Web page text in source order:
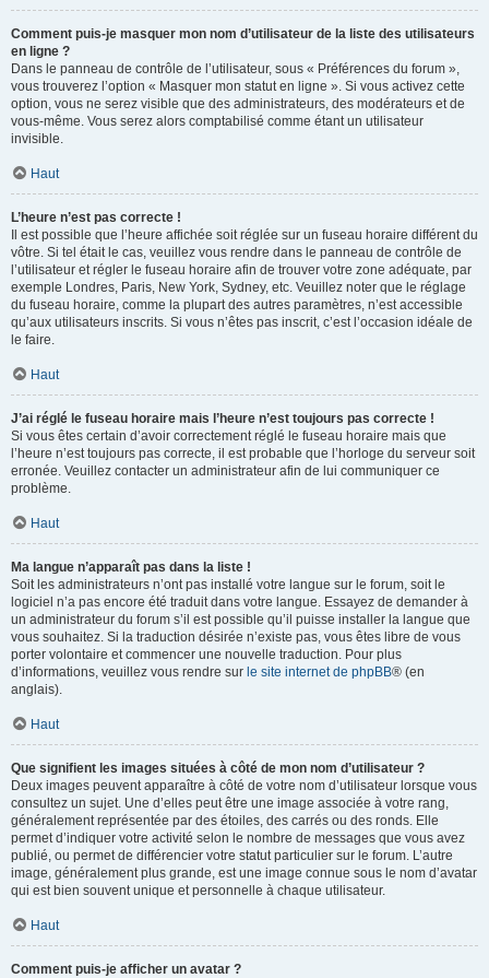
Comment puis-je masquer mon nom d’utilisateur de la liste des utilisateurs
en ligne ?
Dans le panneau de contrôle de l’utilisateur, sous « Préférences du forum »,
vous trouverez l’option « Masquer mon statut en ligne ». Si vous activez cette
option, vous ne serez visible que des administrateurs, des modérateurs et de
vous-même. Vous serez alors comptabilisé comme étant un utilisateur
invisible.
Haut
L’heure n’est pas correcte !
Il est possible que l’heure affichée soit réglée sur un fuseau horaire différent du
vôtre. Si tel était le cas, veuillez vous rendre dans le panneau de contrôle de
l’utilisateur et régler le fuseau horaire afin de trouver votre zone adéquate, par
exemple Londres, Paris, New York, Sydney, etc. Veuillez noter que le réglage
du fuseau horaire, comme la plupart des autres paramètres, n’est accessible
qu’aux utilisateurs inscrits. Si vous n’êtes pas inscrit, c’est l’occasion idéale de
le faire.
Haut
J’ai réglé le fuseau horaire mais l’heure n’est toujours pas correcte !
Si vous êtes certain d’avoir correctement réglé le fuseau horaire mais que
l’heure n’est toujours pas correcte, il est probable que l’horloge du serveur soit
erronée. Veuillez contacter un administrateur afin de lui communiquer ce
problème.
Haut
Ma langue n’apparaît pas dans la liste !
Soit les administrateurs n’ont pas installé votre langue sur le forum, soit le
logiciel n’a pas encore été traduit dans votre langue. Essayez de demander à
un administrateur du forum s’il est possible qu’il puisse installer la langue que
vous souhaitez. Si la traduction désirée n’existe pas, vous êtes libre de vous
porter volontaire et commencer une nouvelle traduction. Pour plus
d’informations, veuillez vous rendre sur le site internet de phpBB® (en
anglais).
Haut
Que signifient les images situées à côté de mon nom d’utilisateur ?
Deux images peuvent apparaître à côté de votre nom d’utilisateur lorsque vous
consultez un sujet. Une d’elles peut être une image associée à votre rang,
généralement représentée par des étoiles, des carrés ou des ronds. Elle
permet d’indiquer votre activité selon le nombre de messages que vous avez
publié, ou permet de différencier votre statut particulier sur le forum. L’autre
image, généralement plus grande, est une image connue sous le nom d’avatar
qui est bien souvent unique et personnelle à chaque utilisateur.
Haut
Comment puis-je afficher un avatar ?